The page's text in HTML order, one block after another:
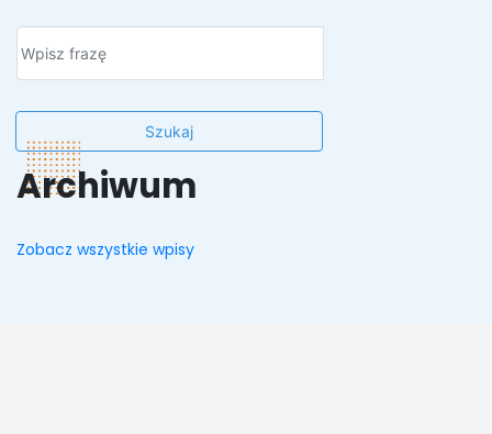
Archiwum
Zobacz wszystkie wpisy